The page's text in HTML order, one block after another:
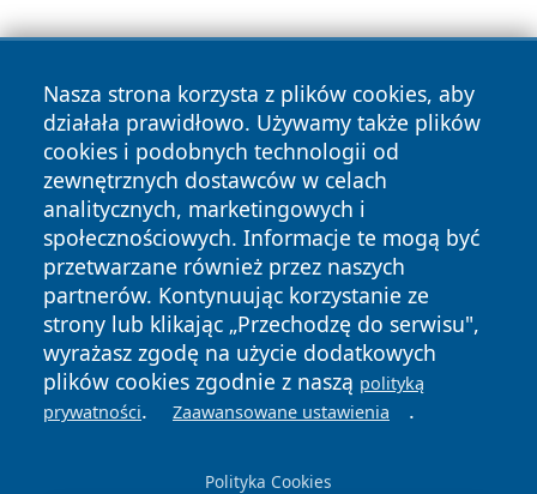
Nasza strona korzysta z plików cookies, aby
działała prawidłowo. Używamy także plików
cookies i podobnych technologii od
zewnętrznych dostawców w celach
analitycznych, marketingowych i
społecznościowych. Informacje te mogą być
przetwarzane również przez naszych
partnerów. Kontynuując korzystanie ze
strony lub klikając „Przechodzę do serwisu",
wyrażasz zgodę na użycie dodatkowych
plików cookies zgodnie z naszą polityką
prywatności. Zaawansowane ustawienia .
Polityka Cookies
Copyright © 2026 wrotazabrza.pl Wszystkie prawa
zastrzeżone.
News Autorzy
Polityka
Prywatności
Polityka
Cookies